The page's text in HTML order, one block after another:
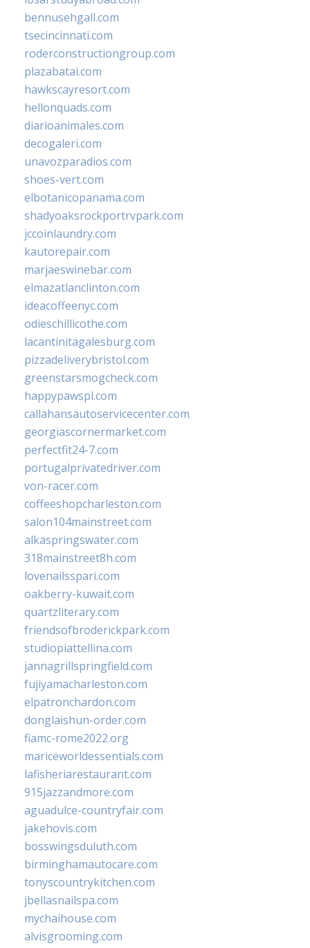
bennusehgall.com
tsecincinnati.com
roderconstructiongroup.com
plazabatai.com
hawkscayresort.com
hellonquads.com
diarioanimales.com
decogaleri.com
unavozparadios.com
shoes-vert.com
elbotanicopanama.com
shadyoaksrockportrvpark.com
jccoinlaundry.com
kautorepair.com
marjaeswinebar.com
elmazatlanclinton.com
ideacoffeenyc.com
odieschillicothe.com
lacantinitagalesburg.com
pizzadeliverybristol.com
greenstarsmogcheck.com
happypawspl.com
callahansautoservicecenter.com
georgiascornermarket.com
perfectfit24-7.com
portugalprivatedriver.com
von-racer.com
coffeeshopcharleston.com
salon104mainstreet.com
alkaspringswater.com
318mainstreet8h.com
lovenailsspari.com
oakberry-kuwait.com
quartzliterary.com
friendsofbroderickpark.com
studiopiattellina.com
jannagrillspringfield.com
fujiyamacharleston.com
elpatronchardon.com
donglaishun-order.com
fiamc-rome2022.org
mariceworldessentials.com
lafisheriarestaurant.com
915jazzandmore.com
aguadulce-countryfair.com
jakehovis.com
bosswingsduluth.com
birminghamautocare.com
tonyscountrykitchen.com
jbellasnailspa.com
mychaihouse.com
alvisgrooming.com